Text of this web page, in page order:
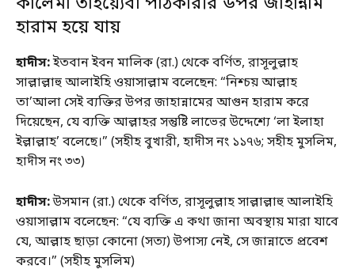
হারাম হয়ে যায়
হাদীস:ইতবান ইবন মালিক (রা.) থেকে বর্ণিত, রাসূলুল্লাহ
সাল্লাল্লাহু আলাইহি ওয়াসাল্লাম বলেছেন: “নিশ্চয় আল্লাহ
তা’আলা সেই ব্যক্তির উপর জাহান্নামের আগুন হারাম করে
দিয়েছেন, যে ব্যক্তি আল্লাহর সন্তুষ্টি লাভের উদ্দেশ্যে ‘লা ইলাহা
ইল্লাল্লাহ’ বলেছে।” (সহীহ বুখারী, হাদীস নং ১১৭৬; সহীহ মুসলিম,
হাদীস নং ৩৩)
হাদীস:উসমান (রা.) থেকে বর্ণিত, রাসূলুল্লাহ সাল্লাল্লাহু আলাইহি
ওয়াসাল্লাম বলেছেন: “যে ব্যক্তি এ কথা জানা অবস্থায় মারা যাবে
যে, আল্লাহ ছাড়া কোনো (সত্য) উপাস্য নেই, সে জান্নাতে প্রবেশ
করবে।” (সহীহ মুসলিম)